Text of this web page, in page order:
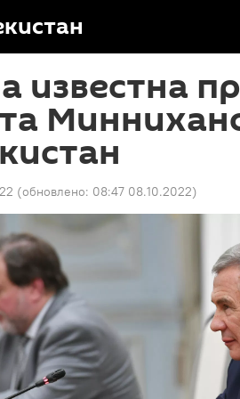
известна
(обновлено: 08:47 08.10.2022)